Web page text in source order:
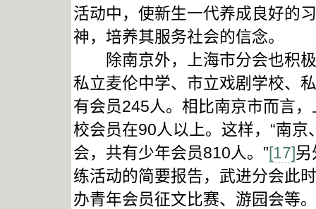
活动中，使新生一代养成良好的
神，培养其服务社会的信念。
除南京外，上海市分会也积极
私立麦伦中学、市立戏剧学校、
有会员245人。相比南京市而言
校会员在90人以上。这样，“南
会，共有少年会员810人。”[17]另
练活动的简要报告，武进分会此
办青年会员征文比赛、游园会等